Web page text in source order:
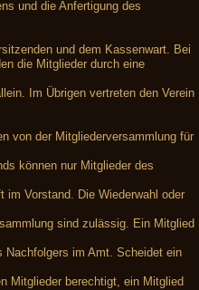
und die Anfertigung des
und dem Kassenwart. Bei
die Mitglieder durch eine
Im Übrigen vertreten den Verein
von der Mitgliederversammlung für
können nur Mitglieder des
im Vorstand. Die Wiederwahl oder
sind zulässig. Ein Mitglied
Nachfolgers im Amt. Scheidet ein
Mitglieder berechtigt, ein Mitglied